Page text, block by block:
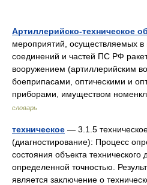
Артиллерийско-техническое
мероприятий, осуществляемых в
соединений и частей ПС РФ
вооружением (артиллерийским
боеприпасами, оптическими и
приборами, имуществом
словарь
техническое — 3.1.5
(диагностирование): Процесс
состояния объекта технического
определенной точностью.
является заключение о